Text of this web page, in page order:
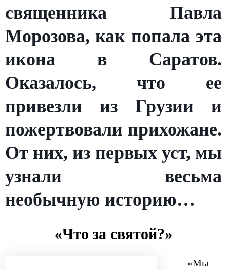
священника Павла
Морозова, как попала эта
икона в Саратов.
Оказалось, что ее
привезли из Грузии и
пожертвовали прихожане.
От них, из первых уст, мы
узнали весьма
необычную историю…
«Что за святой?»
«Мы